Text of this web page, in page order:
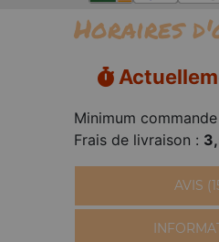
Horaires
Minimum commande
Frais de livraison :
AVIS